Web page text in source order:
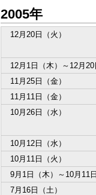
2005年
12月20日（火）
12月1日（木）～12月
11月25日（金）
11月11日（金）
10月26日（水）
10月12日（水）
10月11日（火）
9月1日（木）～10月11
7月16日（土）